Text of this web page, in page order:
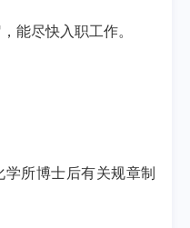
能尽快入职工作。
所博士后有关规章制